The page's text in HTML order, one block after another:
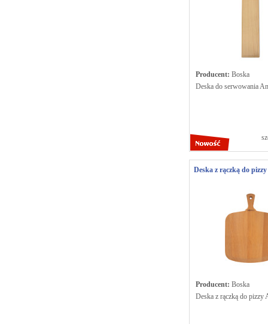
Producent: Boska
Deska do serwowania
Deska z rączką do
Producent: Boska
Deska z rączką do